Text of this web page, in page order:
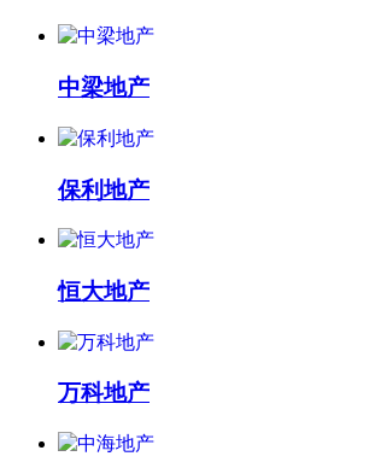
中梁地产
保利地产
恒大地产
万科地产